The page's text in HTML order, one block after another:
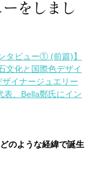
をしまし
タビュー① (前篇)】
文化と国際色デザイ
イナージュエリー
表、Bella鄭氏にイン
のような経緯で誕生